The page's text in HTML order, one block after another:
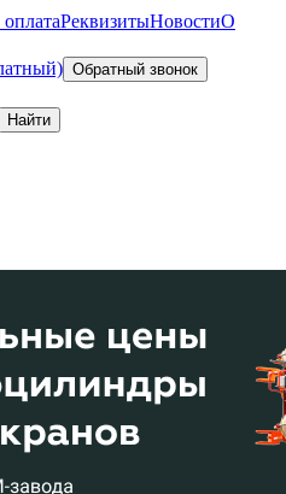
РеквизитыНовостиО
Обратный звонок
Найти